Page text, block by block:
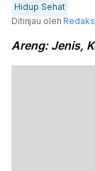
Hidup Sehat
Ditinjau oleh
Areng: Jenis,